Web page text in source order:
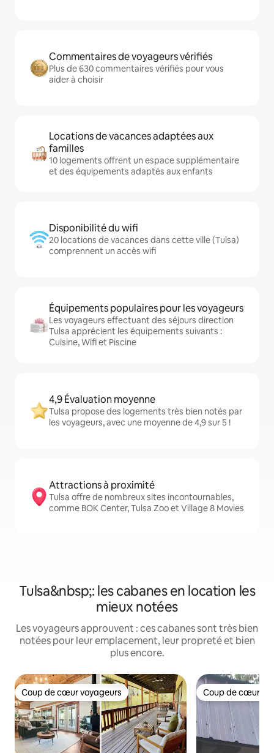
Commentaires de voyageurs vérifiés
Plus de 630 commentaires vérifiés pour vous
aider à choisir
Locations de vacances adaptées aux
familles
10 logements offrent un espace supplémentaire
et des équipements adaptés aux enfants
Disponibilité du wifi
20 locations de vacances dans cette ville (Tulsa)
comprennent un accès wifi
Équipements populaires pour les voyageurs
Les voyageurs effectuant des séjours direction
Tulsa apprécient les équipements suivants :
Cuisine, Wifi et Piscine
4,9 Évaluation moyenne
Tulsa propose des logements très bien notés par
les voyageurs, avec une moyenne de 4,9 sur 5 !
Attractions à proximité
Tulsa offre de nombreux sites incontournables,
comme BOK Center, Tulsa Zoo et Village 8 Movies
Tulsa&nbsp;: les cabanes en location les
mieux notées
Les voyageurs approuvent : ces cabanes sont très bien
notées pour leur emplacement, leur propreté et bien
plus encore.
Coup de cœur voyageurs
Coup de cœur voyageurs Coup de cœur
Coup de cœur